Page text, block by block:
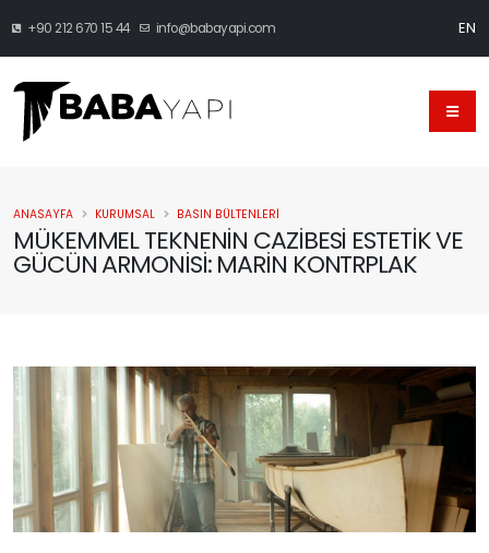
+90 212 670 15 44 info@babayapi.com EN
MÜKEMMEL TEKNENİN CAZİBESİ ESTETİK VE
GÜCÜN ARMONİSİ: MARİN KONTRPLAK
ANASAYFA KURUMSAL BASIN BÜLTENLERI